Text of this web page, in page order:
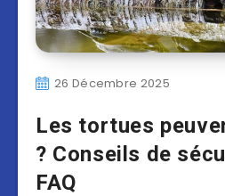
26 Décembre 2025
Les tortues
? Conseils de
FAQ